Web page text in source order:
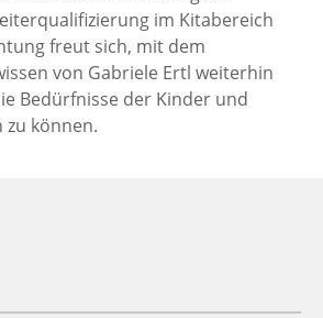
im Kitabereich
freut sich, mit dem
von Gabriele Ertl weiterhin
Bedürfnisse der Kinder und
zu können.